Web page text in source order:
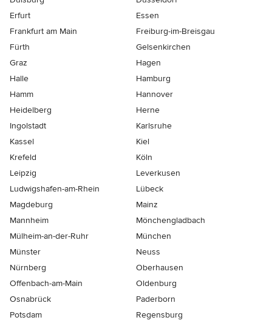
Erfurt
Essen
Frankfurt am Main
Freiburg-im-Breisgau
Fürth
Gelsenkirchen
Graz
Hagen
Halle
Hamburg
Hamm
Hannover
Heidelberg
Herne
Ingolstadt
Karlsruhe
Kassel
Kiel
Krefeld
Köln
Leipzig
Leverkusen
Ludwigshafen-am-Rhein
Lübeck
Magdeburg
Mainz
Mannheim
Mönchen­gladbach
Mülheim-an-der-Ruhr
München
Münster
Neuss
Nürnberg
Oberhausen
Offenbach-am-Main
Oldenburg
Osnabrück
Paderborn
Potsdam
Regensburg